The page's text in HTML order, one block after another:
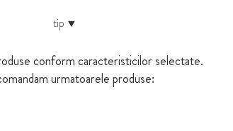
tip
conform caracteristicilor selectate.
urmatoarele produse: